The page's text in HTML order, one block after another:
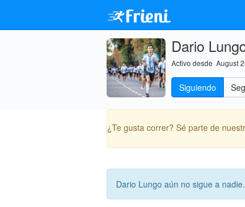
Dario
Activo desde August
Siguiendo
¿Te gusta correr? Sé parte de
Dario Lungo aún no sigue a nadie.